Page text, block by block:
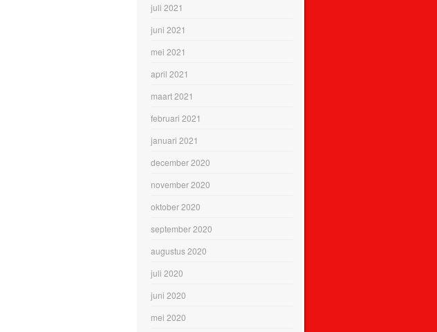
juli 2021
juni 2021
mei 2021
april 2021
maart 2021
februari 2021
januari 2021
december 2020
november 2020
oktober 2020
september 2020
augustus 2020
juli 2020
juni 2020
mei 2020